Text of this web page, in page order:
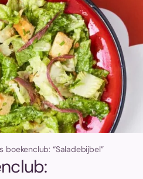
boekenclub: “Saladebijbel”